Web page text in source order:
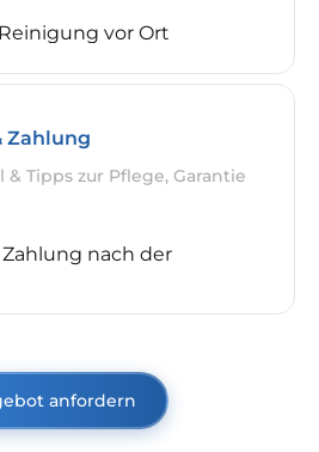
Zahlung
Tipps zur Pflege, Garantie
anfordern